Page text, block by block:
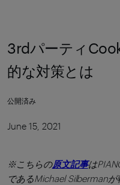
3rdパーティ
的な対策とは
公開済み
June 15, 2021
※こちらの原文記事は
であるMichael Silbermanが